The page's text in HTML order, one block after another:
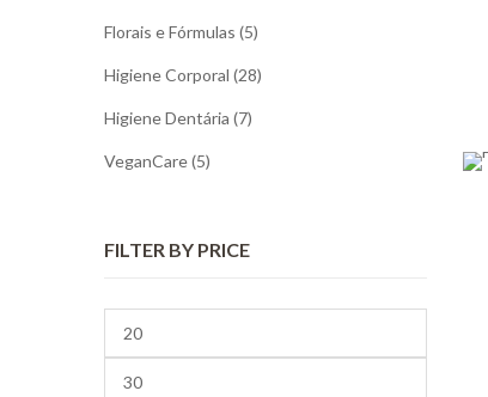
Florais e Fórmulas (5)
Higiene Corporal (28)
Higiene Dentária (7)
VeganCare (5)
FILTER BY PRICE